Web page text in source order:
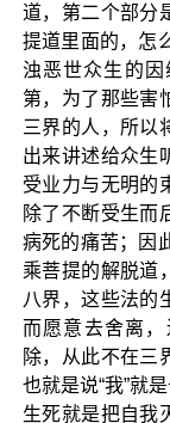
道，第二个部分
提道里面的，怎
浊恶世众生的
第，为了那些害
三界的人，所以
出来讲述给众生
受业力与无明的
除了不断受生而
病死的痛苦；因
乘菩提的解脱道
八界，这些法的
而愿意去舍离
除，从此不在三
也就是说“我”就
生死就是把自我